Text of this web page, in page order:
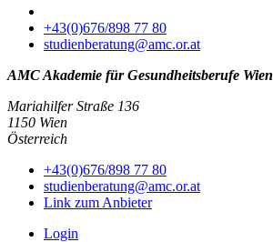
+43(0)676/898 77 80
studienberatung@amc.or.at
AMC Akademie für Gesundheitsberufe Wien
Mariahilfer Straße 136
1150 Wien
Österreich
+43(0)676/898 77 80
studienberatung@amc.or.at
Link zum Anbieter
Login